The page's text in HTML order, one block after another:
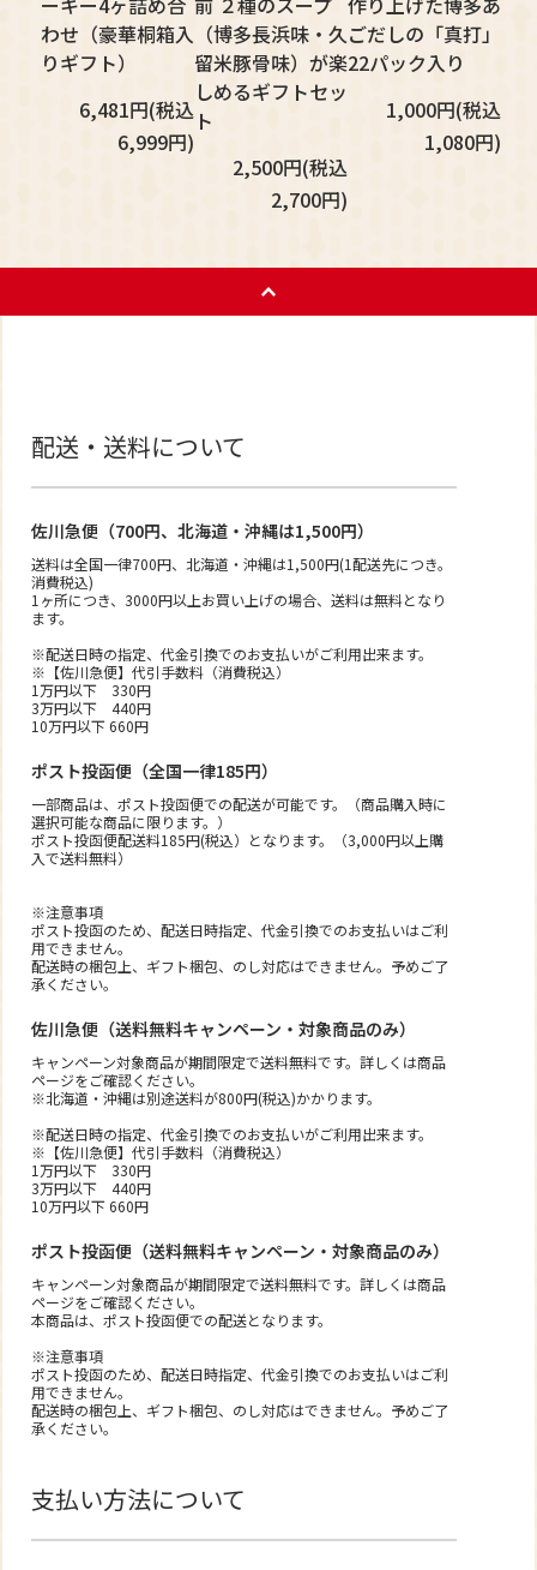
わせ（豪華桐箱入
りギフト）
6,481円(税込
6,999円)
（博多長浜味・久
留米豚骨味）が楽
しめるギフトセッ
ト
2,500円(税込
2,700円)
ごだしの「真打」
22パック入り
1,000円(税込
1,080円)
配送・送料について
佐川急便（700円、北海道・沖縄は1,500円）
送料は全国一律700円、北海道・沖縄は1,500円(1配送先につき。
消費税込)
1ヶ所につき、3000円以上お買い上げの場合、送料は無料となり
ます。
※配送日時の指定、代金引換でのお支払いがご利用出来ます。
※【佐川急便】代引手数料（消費税込）
1万円以下 330円
3万円以下 440円
10万円以下 660円
ポスト投函便（全国一律185円）
一部商品は、ポスト投函便での配送が可能です。（商品購入時に
選択可能な商品に限ります。）
ポスト投函便配送料185円(税込）となります。（3,000円以上購
入で送料無料）
※注意事項
ポスト投函のため、配送日時指定、代金引換でのお支払いはご利
用できません。
配送時の梱包上、ギフト梱包、のし対応はできません。予めご了
承ください。
佐川急便（送料無料キャンペーン・対象商品のみ）
キャンペーン対象商品が期間限定で送料無料です。詳しくは商品
ページをご確認ください。
※北海道・沖縄は別途送料が800円(税込)かかります。
※配送日時の指定、代金引換でのお支払いがご利用出来ます。
※【佐川急便】代引手数料（消費税込）
1万円以下 330円
3万円以下 440円
10万円以下 660円
ポスト投函便（送料無料キャンペーン・対象商品のみ）
キャンペーン対象商品が期間限定で送料無料です。詳しくは商品
ページをご確認ください。
本商品は、ポスト投函便での配送となります。
※注意事項
ポスト投函のため、配送日時指定、代金引換でのお支払いはご利
用できません。
配送時の梱包上、ギフト梱包、のし対応はできません。予めご了
承ください。
支払い方法について